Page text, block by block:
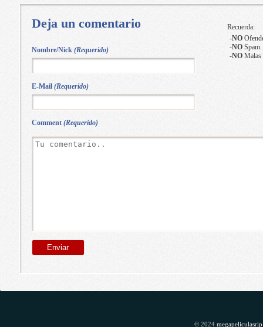
Deja un comentario
Comment (Requerido)
Recuerda:
-NO
-NOSpam.
-NOMalas
Nombre/Nick (Requerido)
E-Mail (Requerido)
© 2024 megapeliculasrip